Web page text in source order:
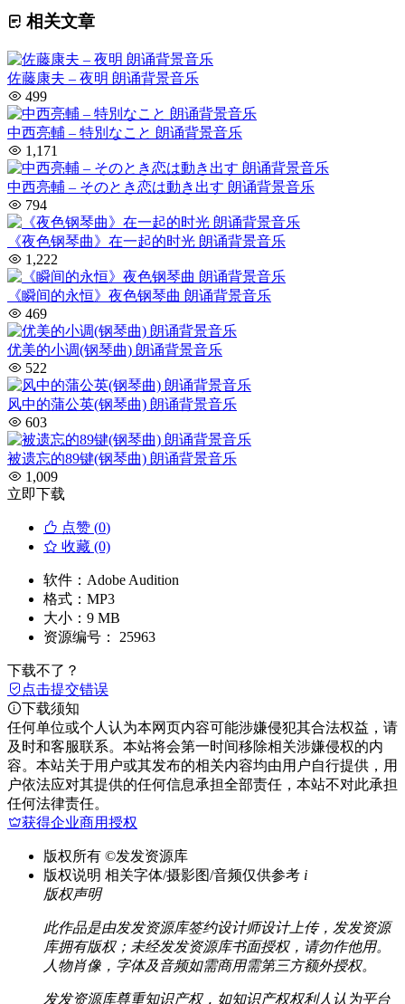
相关文章
佐藤康夫 – 夜明 朗诵背景音乐
499
中西亮輔 – 特別なこと 朗诵背景音乐
1,171
中西亮輔 – そのとき恋は動き出す 朗诵背景音乐
794
《夜色钢琴曲》在一起的时光 朗诵背景音乐
1,222
《瞬间的永恒》夜色钢琴曲 朗诵背景音乐
469
优美的小调(钢琴曲) 朗诵背景音乐
522
风中的蒲公英(钢琴曲) 朗诵背景音乐
603
被遗忘的89键(钢琴曲) 朗诵背景音乐
1,009
立即下载
点赞 (0)
收藏 (0)
软件： Adobe Audition
格式： MP3
大小： 9 MB
资源编号： 25963
下载不了？
点击提交错误
下载须知
任何单位或个人认为本网页内容可能涉嫌侵犯其合法权益，请
及时和客服联系。本站将会第一时间移除相关涉嫌侵权的内
容。本站关于用户或其发布的相关内容均由用户自行提供，用
户依法应对其提供的任何信息承担全部责任，本站不对此承担
任何法律责任。
获得企业商用授权
版权所有 ©发发资源库
版权说明 相关字体/摄影图/音频仅供参考 i
版权声明
此作品是由发发资源库签约设计师设计上传，发发资源
库拥有版权；未经发发资源库书面授权，请勿作他用。
人物肖像，字体及音频如需商用需第三方额外授权。
发发资源库尊重知识产权，如知识产权权利人认为平台